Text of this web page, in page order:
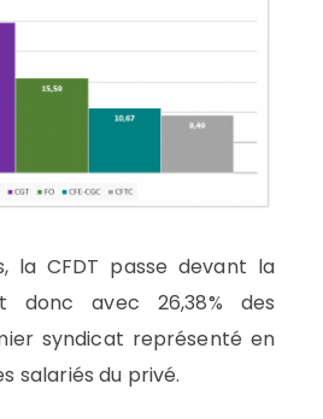
la CFDT passe devant la
donc avec 26,38% des
syndicat représenté en
salariés du privé.